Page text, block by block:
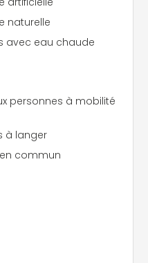
naturelle
avec eau chaude
personnes à mobilité
à langer
commun